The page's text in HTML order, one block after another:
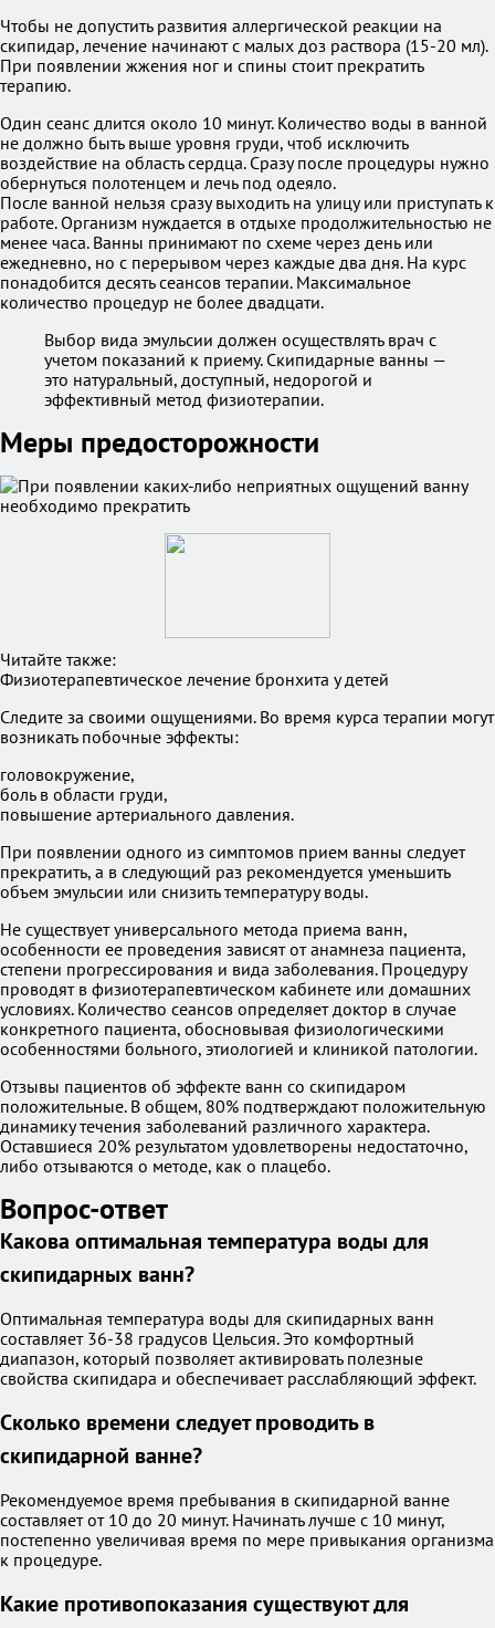
Чтобы не допустить развития аллергической реакции на
скипидар, лечение начинают с малых доз раствора (15-20 мл).
При появлении жжения ног и спины стоит прекратить
терапию.
Один сеанс длится около 10 минут. Количество воды в ванной
не должно быть выше уровня груди, чтоб исключить
воздействие на область сердца. Сразу после процедуры нужно
обернуться полотенцем и лечь под одеяло.
После ванной нельзя сразу выходить на улицу или приступать к
работе. Организм нуждается в отдыхе продолжительностью не
менее часа. Ванны принимают по схеме через день или
ежедневно, но с перерывом через каждые два дня. На курс
понадобится десять сеансов терапии. Максимальное
количество процедур не более двадцати.
Выбор вида эмульсии должен осуществлять врач с
учетом показаний к приему. Скипидарные ванны —
это натуральный, доступный, недорогой и
эффективный метод физиотерапии.
Меры предосторожности
Читайте также:
Физиотерапевтическое лечение бронхита у детей
Следите за своими ощущениями. Во время курса терапии могут
возникать побочные эффекты:
головокружение,
боль в области груди,
повышение артериального давления.
При появлении одного из симптомов прием ванны следует
прекратить, а в следующий раз рекомендуется уменьшить
объем эмульсии или снизить температуру воды.
Не существует универсального метода приема ванн,
особенности ее проведения зависят от анамнеза пациента,
степени прогрессирования и вида заболевания. Процедуру
проводят в физиотерапевтическом кабинете или домашних
условиях. Количество сеансов определяет доктор в случае
конкретного пациента, обосновывая физиологическими
особенностями больного, этиологией и клиникой патологии.
Отзывы пациентов об эффекте ванн со скипидаром
положительные. В общем, 80% подтверждают положительную
динамику течения заболеваний различного характера.
Оставшиеся 20% результатом удовлетворены недостаточно,
либо отзываются о методе, как о плацебо.
Вопрос-ответ
Какова оптимальная температура воды для
скипидарных ванн?
Оптимальная температура воды для скипидарных ванн
составляет 36-38 градусов Цельсия. Это комфортный
диапазон, который позволяет активировать полезные
свойства скипидара и обеспечивает расслабляющий эффект.
Сколько времени следует проводить в
скипидарной ванне?
Рекомендуемое время пребывания в скипидарной ванне
составляет от 10 до 20 минут. Начинать лучше с 10 минут,
постепенно увеличивая время по мере привыкания организма
к процедуре.
Какие противопоказания существуют для